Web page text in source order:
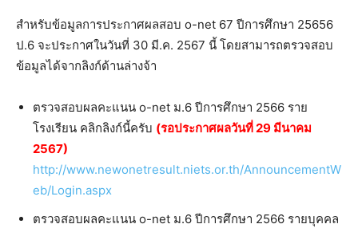
สำหรับข้อมูลการประกาศผลสอบ o-net 67 ปีการศึกษา 25656
ป.6 จะประกาศในวันที่ 30 มี.ค. 2567 นี้ โดยสามารถตรวจสอบ
ข้อมูลได้จากลิงก์ด้านล่างจ้า
ตรวจสอบผลคะแนน o-net ม.6 ปีการศึกษา 2566 ราย
โรงเรียน คลิกลิงก์นี้ครับ (รอประกาศผลวันที่ 29 มีนาคม
2567)
http://www.newonetresult.niets.or.th/AnnouncementW
eb/Login.aspx
ตรวจสอบผลคะแนน o-net ม.6 ปีการศึกษา 2566 รายบุคคล